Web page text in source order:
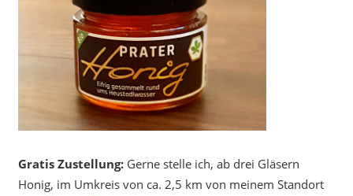
Gratis Zustellung:Gerne stelle ich, ab drei Gläsern
Honig, im Umkreis von ca. 2,5 km von meinem Standort